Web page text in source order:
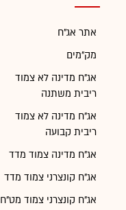
אתר אג"ח
מק"מים
אג"ח מדינה לא צמוד
ריבית משתנה
אג"ח מדינה לא צמוד
ריבית קבועה
אג"ח מדינה צמוד מדד
אג"ח קונצרני צמוד מדד
אג"ח קונצרני צמוד מט"ח